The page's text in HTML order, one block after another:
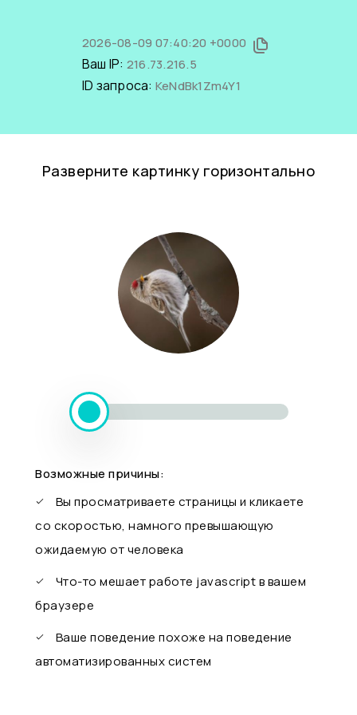
2026-08-09 07:40:20 +0000
Ваш IP: 216.73.216.5
ID запроса: KeNdBk1Zm4Y1
Разверните картинку горизонтально
Возможные причины:
Вы просматриваете страницы и кликаете
со скоростью, намного превышающую
ожидаемую от человека
Что-то мешает работе javascript в вашем
браузере
Ваше поведение похоже на поведение
автоматизированных систем